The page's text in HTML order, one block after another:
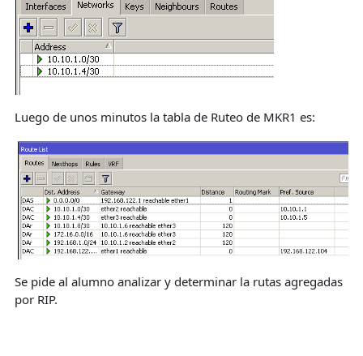
Luego de unos minutos la tabla de Ruteo de MKR1 es:
Se pide al alumno analizar y determinar la rutas agregadas
por RIP.